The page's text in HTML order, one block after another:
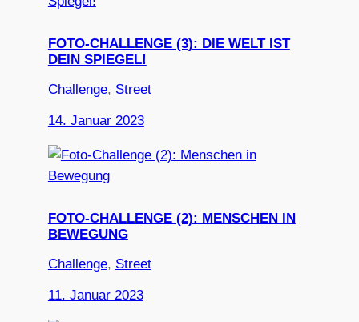
FOTO-CHALLENGE (3): DIE WELT IST
DEIN SPIEGEL!
Challenge, Street
14. Januar 2023
FOTO-CHALLENGE (2): MENSCHEN IN
BEWEGUNG
Challenge, Street
11. Januar 2023